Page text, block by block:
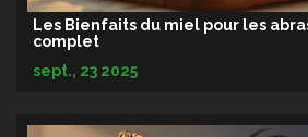
Les Bienfaits du miel pour les
complet
sept., 23 2025